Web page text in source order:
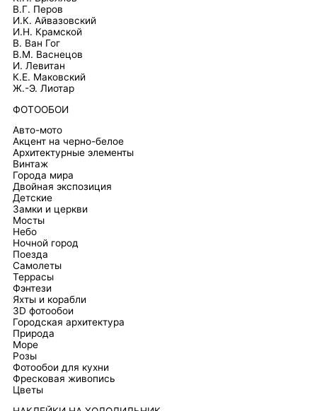
В.Г. Перов
И.К. Айвазовский
И.Н. Крамской
В. Ван Гог
В.М. Васнецов
И. Левитан
К.Е. Маковский
Ж.-Э. Лиотар
ФОТООБОИ
Авто-мото
Акцент на черно-белое
Архитектурные элементы
Винтаж
Города мира
Двойная экспозиция
Детские
Замки и церкви
Мосты
Небо
Ночной город
Поезда
Самолеты
Террасы
Фэнтези
Яхты и корабли
3D фотообои
Городская архитектура
Природа
Море
Розы
Фотообои для кухни
Фресковая живопись
Цветы